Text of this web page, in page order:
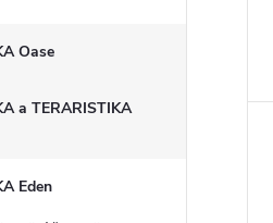
Oase
a TERARISTIKA
Eden